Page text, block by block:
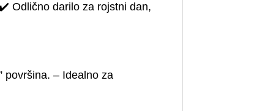
Odlično darilo za rojstni dan,
površina. – Idealno za